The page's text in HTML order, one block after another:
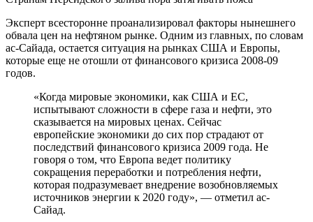
Эксперт всесторонне проанализировал факторы нынешнего
обвала цен на нефтяном рынке. Одним из главных, по словам
ас-Сайада, остается ситуация на рынках США и Европы,
которые еще не отошли от финансового кризиса 2008-09
годов.
«Когда мировые экономики, как США и ЕС,
испытывают сложности в сфере газа и нефти, это
сказывается на мировых ценах. Сейчас
европейские экономики до сих пор страдают от
последствий финансового кризиса 2009 года. Не
говоря о том, что Европа ведет политику
сокращения переработки и потребления нефти,
которая подразумевает внедрение возобновляемых
источников энергии к 2020 году», — отметил ас-
Сайад.